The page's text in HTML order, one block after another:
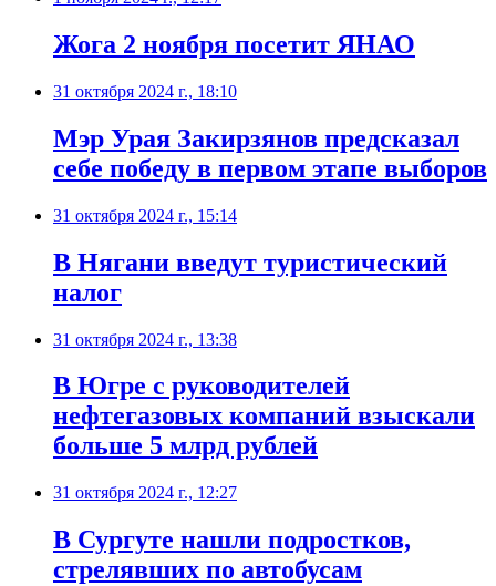
Жога 2 ноября посетит ЯНАО
31 октября 2024 г., 18:10
Мэр Урая Закирзянов предсказал
себе победу в первом этапе выборов
31 октября 2024 г., 15:14
В Нягани введут туристический
налог
31 октября 2024 г., 13:38
В Югре с руководителей
нефтегазовых компаний взыскали
больше 5 млрд рублей
31 октября 2024 г., 12:27
В Сургуте нашли подростков,
стрелявших по автобусам